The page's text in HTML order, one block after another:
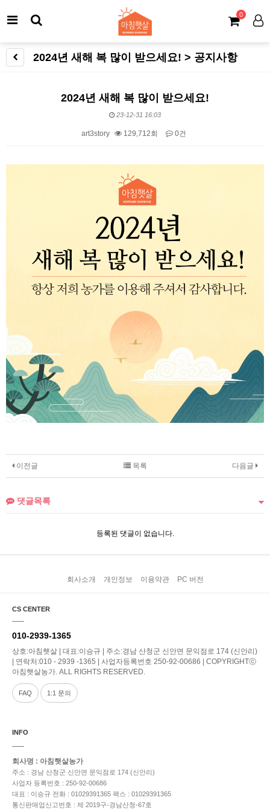
0
2024년 새해 복 많이 받으세요! > 공지사항
2024년 새해 복 많이 받으세요!
23-12-31 16:03
art3story 129,712회 0건
본문
이전글 다음글
목록
댓글목록
등록된 댓글이 없습니다.
회사소개 개인정보 이용약관 PC 버전
CS CENTER
010-2939-1365
상호:아침햇살 | 대표:이승규 | 주소:경남 산청군 신안면 문익점로 174 (신안리)
| 연락처:010 - 2939 -1365 | 사업자등록번호 250-92-00686 | COPYRIGHTⓒ
아침햇살농가. ALL RIGHTS RESERVED.
FAQ 1:1 문의
INFO
회사명 : 아침햇살농가
주소 : 경남 산청군 신안면 문익점로 174 (신안리)
사업자 등록번호 : 250-92-00686
대표 : 이승규 전화 : 01029391365 팩스 : 01029391365
통신판매업신고번호 : 제 2019구-경남산청-67호